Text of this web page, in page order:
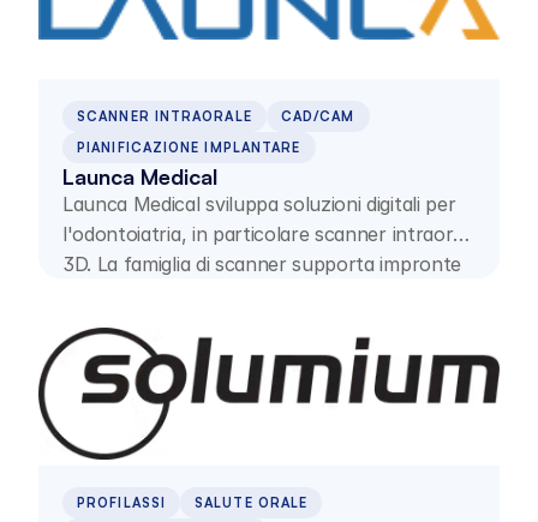
SCANNER INTRAORALE
CAD/CAM
PIANIFICAZIONE IMPLANTARE
Launca Medical
Launca Medical sviluppa soluzioni digitali per
l'odontoiatria, in particolare scanner intraorali
3D. La famiglia di scanner supporta impronte
studi dentistici e laboratori.
PROFILASSI
SALUTE ORALE